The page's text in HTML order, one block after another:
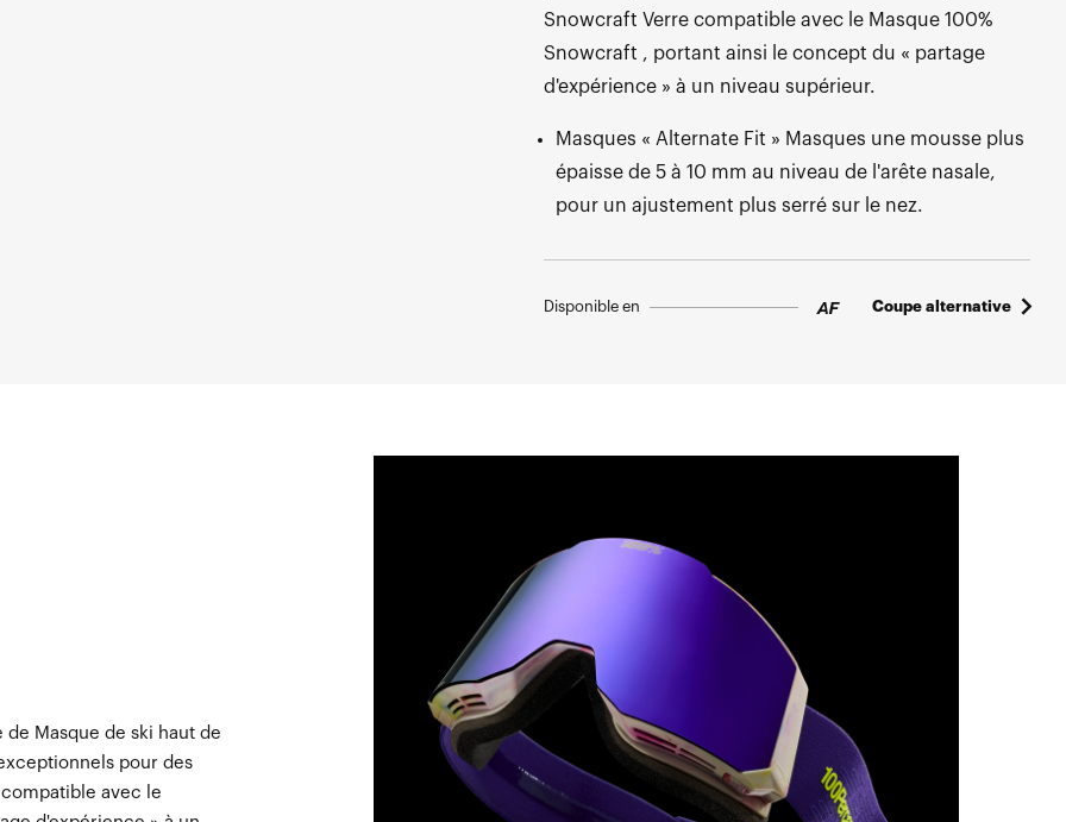
Snowcraft Verre compatible avec le Masque 100%
Snowcraft , portant ainsi le concept du « partage
d'expérience » à un niveau supérieur.
Masques « Alternate Fit » Masques une mousse plus
épaisse de 5 à 10 mm au niveau de l'arête nasale,
pour un ajustement plus serré sur le nez.
Disponible en Coupe alternative
Masque de ski haut de
pour des
avec le